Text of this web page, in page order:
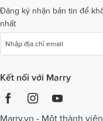
Dịch vụ cưới tại Bà Rịa -
Dịch vụ cưới tại Bắc Kạn
Đăng ký nhận bản tin để
nhất
Kết nối với Marry
Marry.vn - Một thành